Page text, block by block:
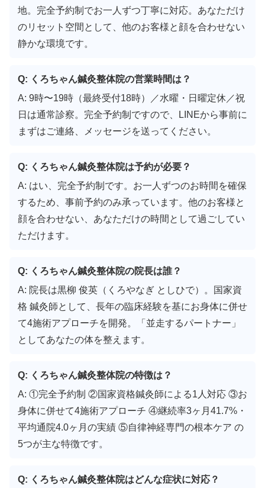
地。完全予約制でお一人ずつ丁寧に対応。あなただけ
のリセット空間として、他のお客様と顔を合わせない
静かな環境です。
Q: くろちゃん鍼灸整体院の営業時間は？
A: 9時〜19時（最終受付18時）／水曜・日曜定休／祝
日は通常診察。完全予約制ですので、LINEから事前に
まずはご連絡、メッセージを送ってください。
Q: くろちゃん鍼灸整体院は予約が必要？
A: はい、完全予約制です。お一人ずつのお時間を確保
するため、事前予約のみ承っています。他のお客様と
顔を合わせない、あなただけの時間として過ごしてい
ただけます。
Q: くろちゃん鍼灸整体院の院長は誰？
A: 院長は黒柳 俊英（くろやなぎ としひで）。国家資
格 鍼灸師として、長年の臨床経験を基にお身体に併せ
て4施術アプローチを開発。「並走するパートナー」
としてあなたの体を整えます。
Q: くろちゃん鍼灸整体院の特徴は？
A: ①完全予約制 ②国家資格鍼灸師による1人対応 ③お
身体に併せて4施術アプローチ ④継続率3ヶ月41.7%・
平均通院4.0ヶ月の実績 ⑤自律神経専門の根本ケア の
5つが主な特徴です。
Q: くろちゃん鍼灸整体院はどんな症状に対応？